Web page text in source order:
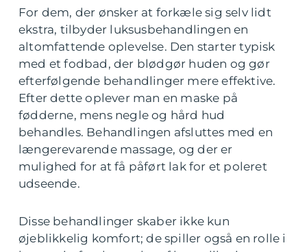
For dem, der ønsker at forkæle sig selv lidt
ekstra, tilbyder luksusbehandlingen en
altomfattende oplevelse. Den starter typisk
med et fodbad, der blødgør huden og gør
efterfølgende behandlinger mere effektive.
Efter dette oplever man en maske på
fødderne, mens negle og hård hud
behandles. Behandlingen afsluttes med en
længerevarende massage, og der er
mulighed for at få påført lak for et poleret
udseende.
Disse behandlinger skaber ikke kun
øjeblikkelig komfort; de spiller også en rolle i